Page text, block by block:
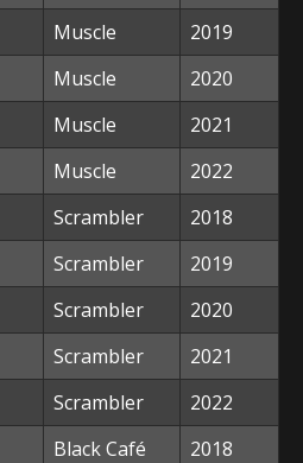
Muscle
2019
Muscle
2020
Muscle
2021
Muscle
2022
Scrambler
2018
Scrambler
2019
Scrambler
2020
Scrambler
2021
Scrambler
2022
Black Café
2018